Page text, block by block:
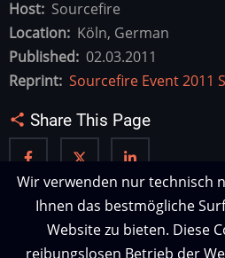
Host Sourcefire
Location Köln, German
Published 02.03.2011
Reprint Sourcefire Event 2011
Share This Page
Wir verwenden nur technisch
Ihnen das bestmögliche
Website zu bieten. Diese
reibungslosen Betrieb der